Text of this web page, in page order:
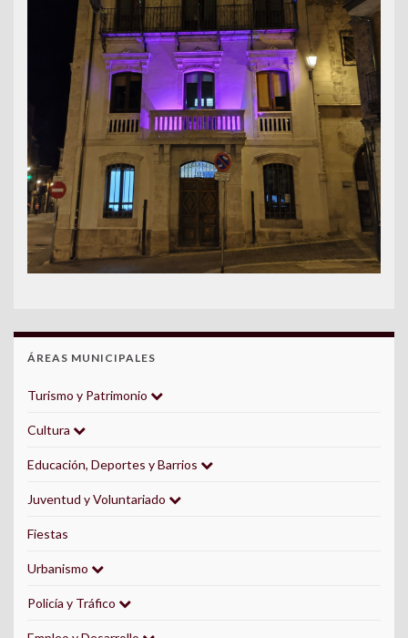
ÁREAS MUNICIPALES
Turismo y Patrimonio
Cultura
Educación, Deportes y Barrios
Juventud y Voluntariado
Fiestas
Urbanismo
Policía y Tráfico